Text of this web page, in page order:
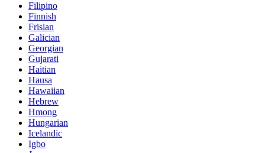
Filipino
Finnish
Frisian
Galician
Georgian
Gujarati
Haitian
Hausa
Hawaiian
Hebrew
Hmong
Hungarian
Icelandic
Igbo